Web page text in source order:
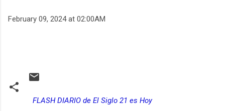
February 09, 2024 at 02:00AM
FLASH DIARIO de El Siglo 21 es Hoy